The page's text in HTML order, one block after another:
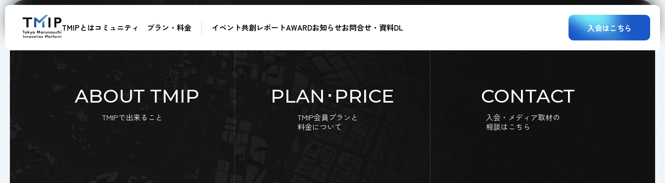
TMIPとはコミュニティ プラン・料金 イベント共創レポートAWARDお知らせお問合せ・資料DL 入会はこちら
ABOUT TMIP
TMIPで出来ること
PLAN･PRICE
TMIP会員プランと
料金について
CONTACT
入会・メディア取材の
相談はこちら